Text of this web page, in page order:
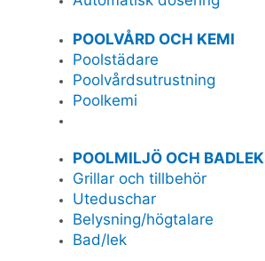
POOLVÅRD OCH KEMI
Poolstädare
Poolvårdsutrustning
Poolkemi
POOLMILJÖ OCH BADLEK
Grillar och tillbehör
Uteduschar
Belysning/högtalare
Bad/lek